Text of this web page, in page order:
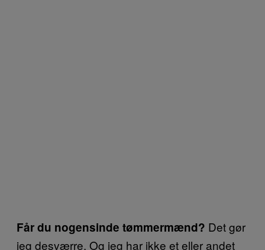
Får du nogensinde tømmermænd? Det gør
jeg desværre. Og jeg har ikke et eller andet